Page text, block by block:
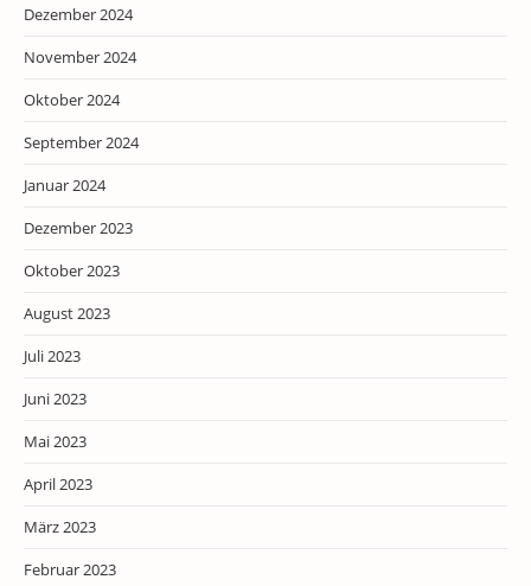
Dezember 2024
November 2024
Oktober 2024
September 2024
Januar 2024
Dezember 2023
Oktober 2023
August 2023
Juli 2023
Juni 2023
Mai 2023
April 2023
März 2023
Februar 2023